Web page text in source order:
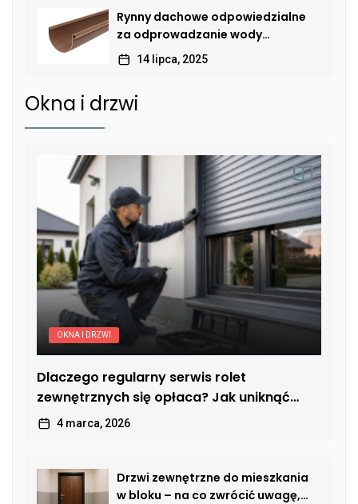
Rynny dachowe odpowiedzialne
za odprowadzanie wody
deszczowej
14 lipca, 2025
Okna i drzwi
OKNA I DRZWI
Dlaczego regularny serwis rolet
zewnętrznych się opłaca? Jak uniknąć
kosztownych usterek
4 marca, 2026
Drzwi zewnętrzne do mieszkania
w bloku – na co zwrócić uwagę,